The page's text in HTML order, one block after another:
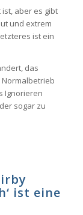
aber es gibt
und extrem
ist ein
das
Ignorieren
sogar zu
ist eine